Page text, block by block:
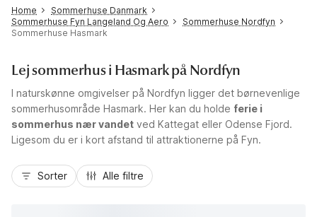
Home
Sommerhuse Danmark
Sommerhuse Fyn Langeland Og Aero
Sommerhuse Nordfyn
Sommerhuse Hasmark
Lej sommerhus i Hasmark på Nordfyn
I naturskønne omgivelser på Nordfyn ligger det børnevenlige
sommerhusområde Hasmark. Her kan du holde ferie i
sommerhus nær vandet ved Kattegat eller Odense Fjord.
Ligesom du er i kort afstand til attraktionerne på Fyn.
Sorter Alle filtre